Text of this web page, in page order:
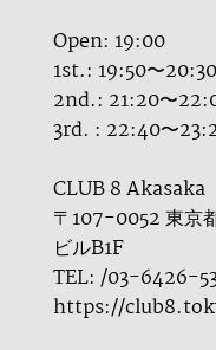
Open: 19:00
1st.: 19:50〜20:30
2nd.: 21:20〜
3rd. : 22:40〜
CLUB 8 Akasaka
〒107-0052 東京
ビルB1F
TEL: /03-6426-
https://